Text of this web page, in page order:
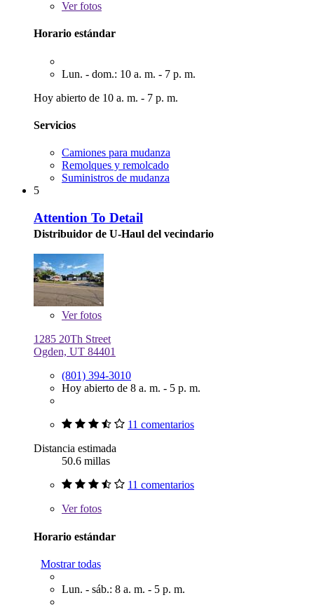
Verfotos
Horario estándar
Lun. - dom.: 10 a. m. - 7 p. m.
Hoy abierto de 10 a. m. - 7 p. m.
Servicios
Camiones para mudanza
Remolques y remolcado
Suministros de mudanza
5
Attention To Detail
Distribuidor de U-Haul del vecindario
Verfotos
1285 20Th Street
Ogden, UT 84401
(801) 394-3010
Hoy abierto de 8 a. m. - 5 p. m.
11 comentarios
Distancia estimada
50.6 millas
11 comentarios
Verfotos
Horario estándar
Mostrar todas
Lun. - sáb.: 8 a. m. - 5 p. m.